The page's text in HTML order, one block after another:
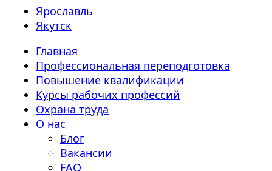
Ярославль
Якутск
Главная
Профессиональная переподготовка
Повышение квалификации
Курсы рабочих профессий
Охрана труда
О нас
Блог
Вакансии
FAQ